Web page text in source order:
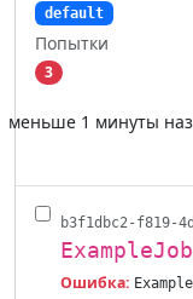
default
Попытки
3
меньше 1 минуты
b3f1dbc2-f819-
ExampleJob
Ошибка: